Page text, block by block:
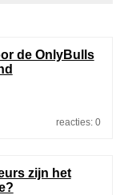
de OnlyBulls
reacties: 0
zijn het